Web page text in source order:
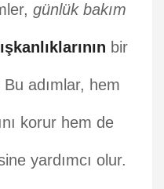
günlük bakım
bir
adımlar, hem
korur hem de
yardımcı olur.